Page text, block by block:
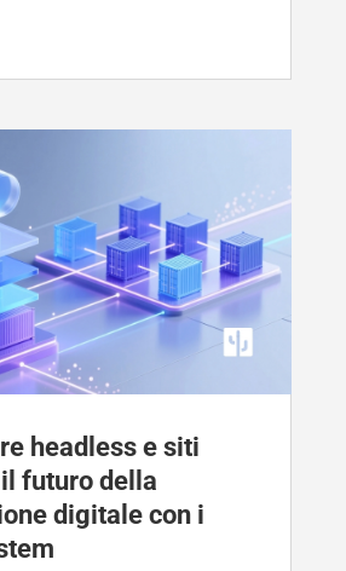
headless e siti
futuro della
digitale con i